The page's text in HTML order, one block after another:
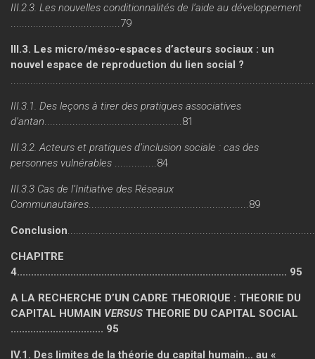
III.2.3. Les nouvelles conditionnalités de l’aide au développement
.......................................79
III.3. Les micro/méso-espaces d’acteurs sociaux : un
nouvel espace de reproduction du lien social ?
III.3.1. Des leçons à tirer des pratiques associatives
d’antan .................................................81
III.3.2. Acteurs et pratiques d’inclusion sociale : cas des
personnes vulnérables
...............84
III.3.3 Cas de l’Initiative des Réseaux
Communautaires .........................................................89
Conclusion
CHAPITRE
4................................................................................................ 95
A LA RECHERCHE D’UN CADRE THEORIQUE : THEORIE DU
CAPITAL HUMAIN VERSUS THEORIE DU CAPITAL SOCIAL
................................. 95
IV.1. Des limites de la théorie du capital humain… au «